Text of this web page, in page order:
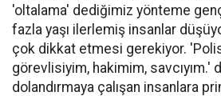
'oltalama' dediğimiz yönteme
fazla yaşı ilerlemiş insanlar
çok dikkat etmesi gerekiyor.
görevlisiyim, hakimim, savcıyım.'
dolandırmaya çalışan insanlara